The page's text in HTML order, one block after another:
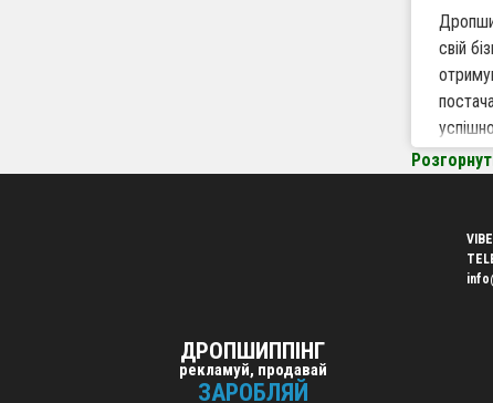
свій
ДРОПШИППІНГ
рекламуй, продавай
ЗАРОБЛЯЙ